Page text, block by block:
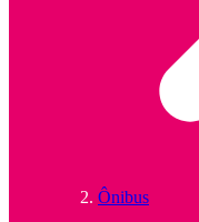
Ônibus